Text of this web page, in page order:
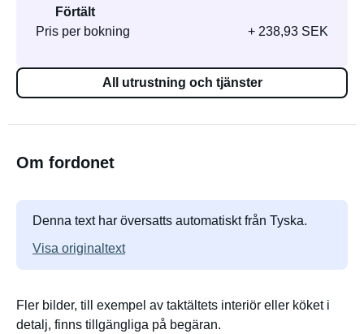
Förtält
Pris per bokning
+ 238,93 SEK
All utrustning och tjänster
Om fordonet
Denna text har översatts automatiskt från Tyska.
Visa originaltext
Fler bilder, till exempel av taktältets interiör eller köket i
detalj, finns tillgängliga på begäran.